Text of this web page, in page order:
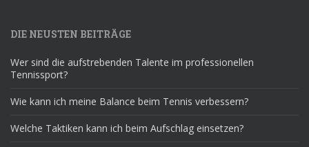
DIE NEUSTEN BEITRÄGE
Wer sind die aufstrebenden Talente im professionellen
Tennissport?
Wie kann ich meine Balance beim Tennis verbessern?
Welche Taktiken kann ich beim Aufschlag einsetzen?